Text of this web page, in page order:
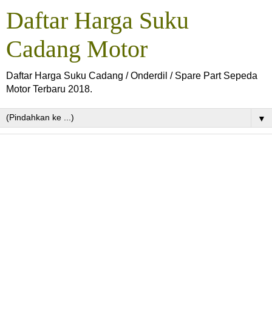
Daftar Harga Suku
Cadang Motor
Daftar Harga Suku Cadang / Onderdil / Spare Part Sepeda
Motor Terbaru 2018.
▼